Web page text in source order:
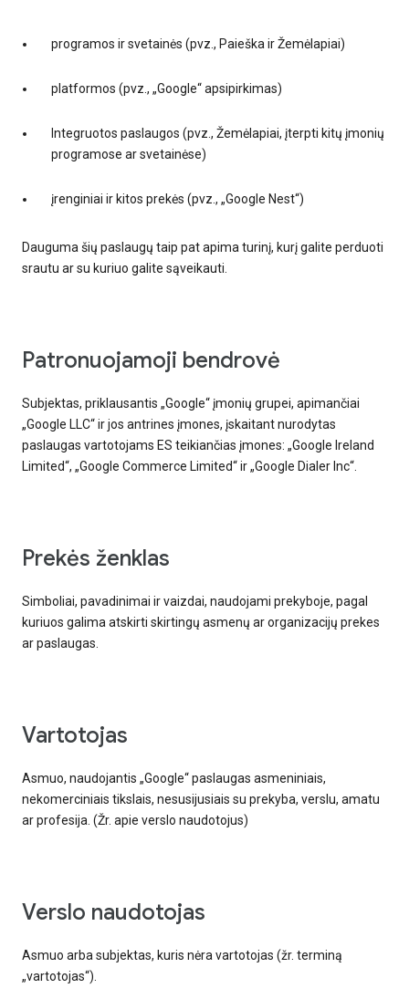
programos ir svetainės (pvz., Paieška ir Žemėlapiai)
platformos (pvz., „Google“ apsipirkimas)
Integruotos paslaugos (pvz., Žemėlapiai, įterpti kitų įmonių
programose ar svetainėse)
įrenginiai ir kitos prekės (pvz., „Google Nest“)
Dauguma šių paslaugų taip pat apima turinį, kurį galite perduoti
srautu ar su kuriuo galite sąveikauti.
patronuojamoji bendrovė
Subjektas, priklausantis „Google“ įmonių grupei, apimančiai
„Google LLC“ ir jos antrines įmones, įskaitant nurodytas
paslaugas vartotojams ES teikiančias įmones: „Google Ireland
Limited“, „Google Commerce Limited“ ir „Google Dialer Inc“.
prekės ženklas
Simboliai, pavadinimai ir vaizdai, naudojami prekyboje, pagal
kuriuos galima atskirti skirtingų asmenų ar organizacijų prekes
ar paslaugas.
vartotojas
Asmuo, naudojantis „Google“ paslaugas asmeniniais,
nekomerciniais tikslais, nesusijusiais su prekyba, verslu, amatu
ar profesija. (Žr. apie verslo naudotojus)
verslo naudotojas
Asmuo arba subjektas, kuris nėra vartotojas (žr. terminą
„vartotojas“).